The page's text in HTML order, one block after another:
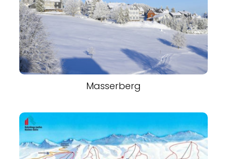
Masserberg